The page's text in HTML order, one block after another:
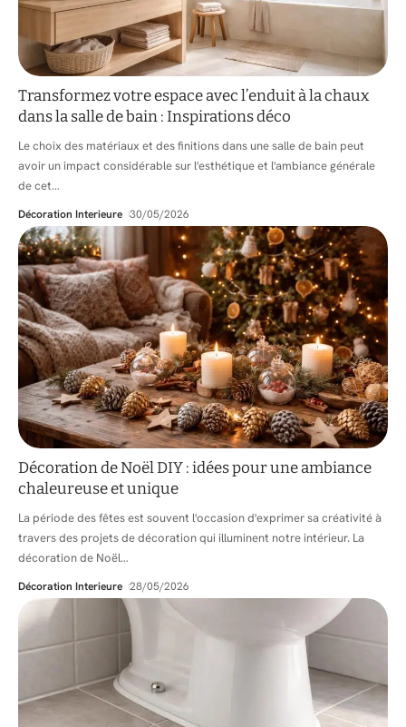
Transformez votre espace avec l’enduit à la chaux
dans la salle de bain : Inspirations déco
Le choix des matériaux et des finitions dans une salle de bain peut
avoir un impact considérable sur l'esthétique et l'ambiance générale
de cet…
Décoration Interieure 30/05/2026
Décoration de Noël DIY : idées pour une ambiance
chaleureuse et unique
La période des fêtes est souvent l'occasion d'exprimer sa créativité à
travers des projets de décoration qui illuminent notre intérieur. La
décoration de Noël…
Décoration Interieure 28/05/2026